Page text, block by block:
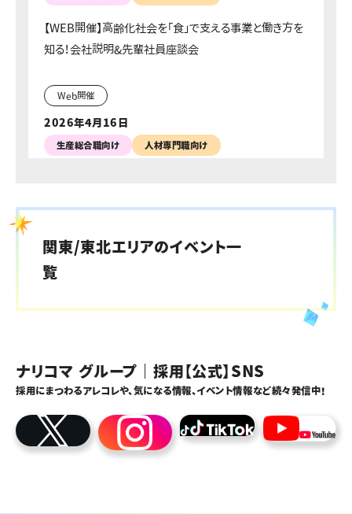
【WEB開催】高齢化社会を「食」で支える事業と働き方を
知る！会社説明&先輩社員座談会
Web開催
2026年4月16日
生産総合職向け 人材専門職向け
Web開催
2026年4月27日
関東/東北エリアのイベント一
覧
ナリコマ グループ｜採用【公式】SNS
採用にまつわるアレコレや、気になる情報、イベント情報など続々発信中！